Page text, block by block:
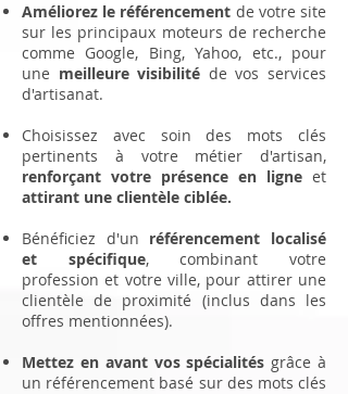
Améliorez le référencement de votre site
sur les principaux moteurs de recherche
comme Google, Bing, Yahoo, etc., pour
une meilleure visibilité de vos services
d'artisanat.
Choisissez avec soin des mots clés
pertinents à votre métier d'artisan,
renforçant votre présence en ligne et
attirant une clientèle ciblée.
Bénéficiez d'un référencement localisé
et spécifique, combinant votre
profession et votre ville, pour attirer une
clientèle de proximité (inclus dans les
offres mentionnées).
Mettez en avant vos spécialités grâce à
un référencement basé sur des mots clés